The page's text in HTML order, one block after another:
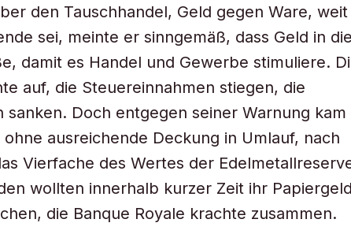
den Tauschhandel, Geld gegen Ware, weit
sei, meinte er sinngemäß, dass Geld in die
damit es Handel und Gewerbe stimuliere.
auf, die Steuereinnahmen stiegen, die
sanken. Doch entgegen seiner Warnung kam
ausreichende Deckung in Umlauf, nach
Vierfache des Wertes der
wollten innerhalb kurzer Zeit ihr
die Banque Royale krachte zusammen.